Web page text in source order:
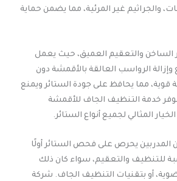
والجراثيم غير المرئية، مما يضمن حماية
الساخن والتعقيم العميق، حيث يعمل
وإزالة الرواسب العالقة بالأقمشة دون
قوية، مما يحافظ على جودة الستائر ويمنع
نوفر خدمة التنظيف الجاف للأقمشة
المثالي لجميع أنواع الستائر.
يحرص على فحص الستائر أولًا
للتنظيف والتعقيم، سواء كان ذلك
أو بتقنيات التنظيف الجاف. شركة